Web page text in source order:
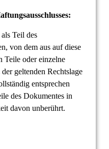
Teil des
von dem aus auf diese
Teile oder einzelne
geltenden Rechtslage
entsprechen
des Dokumentes in
davon unberührt.